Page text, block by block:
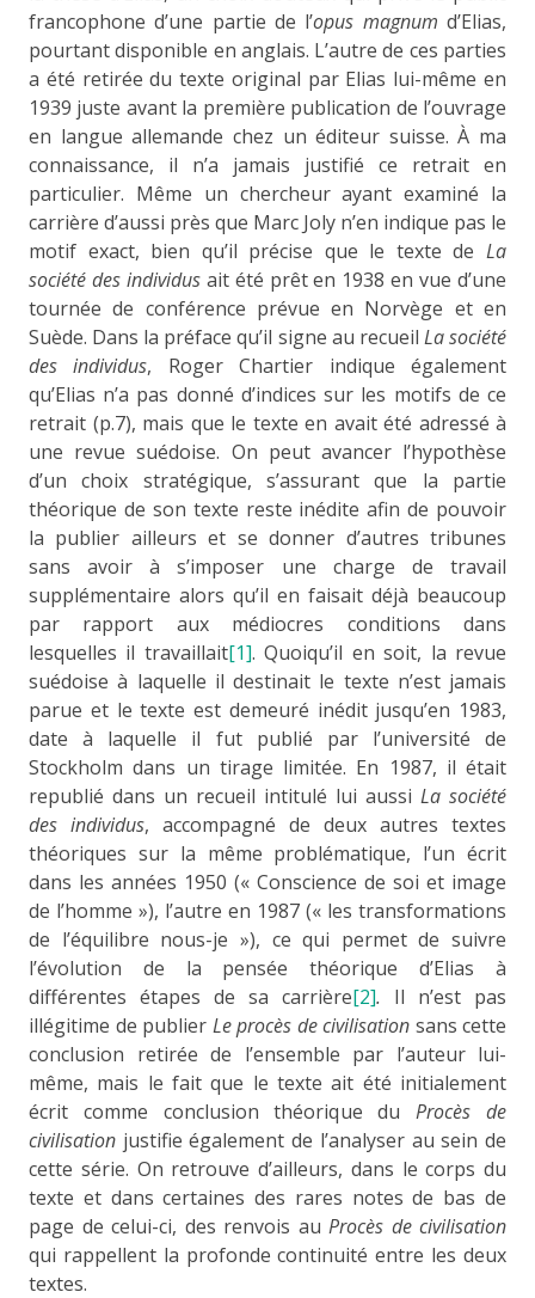
francophone d’une partie de l’opus magnum d’Elias,
pourtant disponible en anglais. L’autre de ces parties
a été retirée du texte original par Elias lui-même en
1939 juste avant la première publication de l’ouvrage
en langue allemande chez un éditeur suisse. À ma
connaissance, il n’a jamais justifié ce retrait en
particulier. Même un chercheur ayant examiné la
carrière d’aussi près que Marc Joly n’en indique pas le
motif exact, bien qu’il précise que le texte de La
société des individusait été prêt en 1938 en vue d’une
tournée de conférence prévue en Norvège et en
Suède. Dans la préface qu’il signe au recueil La société
des individus, Roger Chartier indique également
qu’Elias n’a pas donné d’indices sur les motifs de ce
retrait (p.7), mais que le texte en avait été adressé à
une revue suédoise. On peut avancer l’hypothèse
d’un choix stratégique, s’assurant que la partie
théorique de son texte reste inédite afin de pouvoir
la publier ailleurs et se donner d’autres tribunes
sans avoir à s’imposer une charge de travail
supplémentaire alors qu’il en faisait déjà beaucoup
par rapport aux médiocres conditions dans
lesquelles il travaillait[1]. Quoiqu’il en soit, la revue
suédoise à laquelle il destinait le texte n’est jamais
parue et le texte est demeuré inédit jusqu’en 1983,
date à laquelle il fut publié par l’université de
Stockholm dans un tirage limitée. En 1987, il était
republié dans un recueil intitulé lui aussi La société
des individus, accompagné de deux autres textes
théoriques sur la même problématique, l’un écrit
dans les années 1950 (« Conscience de soi et image
de l’homme »), l’autre en 1987 (« les transformations
de l’équilibre nous-je »), ce qui permet de suivre
l’évolution de la pensée théorique d’Elias à
différentes étapes de sa carrière[2]. Il n’est pas
illégitime de publier Le procès de civilisation sans cette
conclusion retirée de l’ensemble par l’auteur lui-
même, mais le fait que le texte ait été initialement
écrit comme conclusion théorique duProcès de
civilisation justifie également de l’analyser au sein de
cette série. On retrouve d’ailleurs, dans le corps du
texte et dans certaines des rares notes de bas de
page de celui-ci, des renvois au Procès de civilisation
qui rappellent la profonde continuité entre les deux
textes.